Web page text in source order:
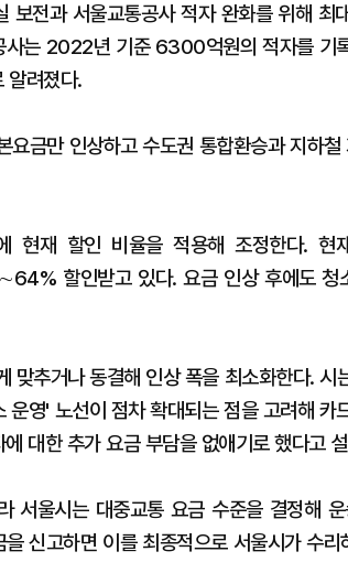
보전과 서울교통공사 적자 완화를 위해
사는 2022년 기준 6300억원의 적자를 기
알려졌다.
금만 인상하고 수도권 통합환승과 지하철
현재 할인 비율을 적용해 조정한다. 현
할인받고 있다. 요금 인상 후에도 청
맞추거나 동결해 인상 폭을 최소화한다. 시
영' 노선이 점차 확대되는 점을 고려해 카
대한 추가 요금 부담을 없애기로 했다고
서울시는 대중교통 요금 수준을 결정해
신고하면 이를 최종적으로 서울시가 수